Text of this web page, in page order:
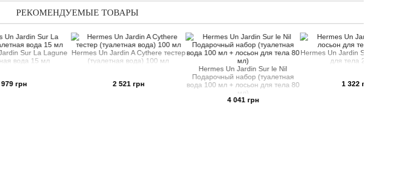
РЕКОМЕНДУЕМЫЕ ТОВАРЫ
Hermes Un Jardin A Cythere тестер
(туалетная вода) 100 мл
Hermes Un Jardin Sur le Nil
Подарочный набор (туалетная
вода 100 мл + лосьон для тела 80
Hermes Un Jardin Sur le Nil лосьон
для тела 200 мл
1 322 грн